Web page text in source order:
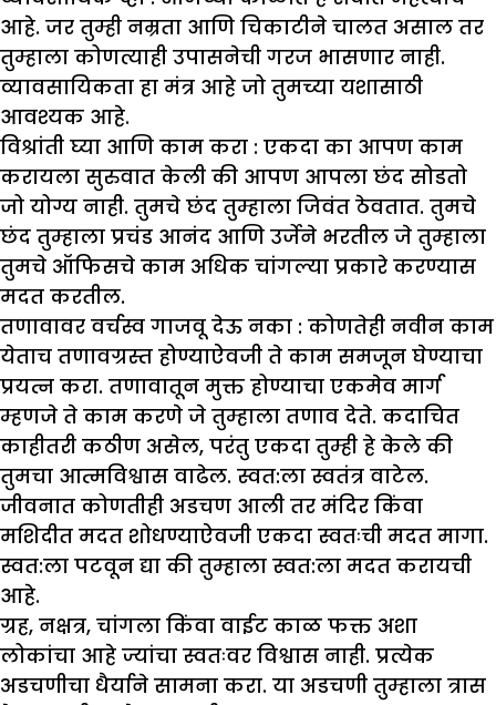
आहे. जर तुम्ही नम्रता आणि चिकाटीने चालत असाल तर
तुम्हाला कोणत्याही उपासनेची गरज भासणार नाही.
व्यावसायिकता हा मंत्र आहे जो तुमच्या यशासाठी
आवश्यक आहे.
विश्रांती घ्या आणि काम करा : एकदा का आपण काम
करायला सुरुवात केली की आपण आपला छंद सोडतो
जो योग्य नाही. तुमचे छंद तुम्हाला जिवंत ठेवतात. तुमचे
छंद तुम्हाला प्रचंड आनंद आणि उर्जेने भरतील जे तुम्हाला
तुमचे ऑफिसचे काम अधिक चांगल्या प्रकारे करण्यास
मदत करतील.
तणावावर वर्चस्व गाजवू देऊ नका : कोणतेही नवीन काम
येताच तणावग्रस्त होण्याऐवजी ते काम समजून घेण्याचा
प्रयत्न करा. तणावातून मुक्त होण्याचा एकमेव मार्ग
म्हणजे ते काम करणे जे तुम्हाला तणाव देते. कदाचित
काहीतरी कठीण असेल, परंतु एकदा तुम्ही हे केले की
तुमचा आत्मविश्वास वाढेल. स्वत:ला स्वतंत्र वाटेल.
जीवनात कोणतीही अडचण आली तर मंदिर किंवा
मशिदीत मदत शोधण्याऐवजी एकदा स्वतःची मदत मागा.
स्वत:ला पटवून द्या की तुम्हाला स्वत:ला मदत करायची
आहे.
ग्रह, नक्षत्र, चांगला किंवा वाईट काळ फक्त अशा
लोकांचा आहे ज्यांचा स्वतःवर विश्वास नाही. प्रत्येक
अडचणीचा धैर्याने सामना करा. या अडचणी तुम्हाला त्रास